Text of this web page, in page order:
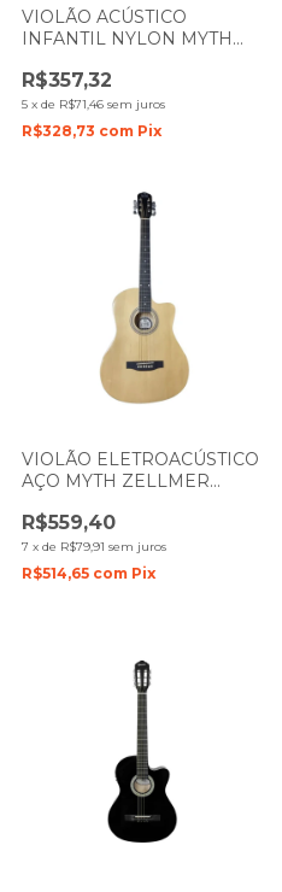
VIOLÃO ACÚSTICO
INFANTIL NYLON MYTH
SUNBURST 1087
R$357,32
5 x de R$71,46 sem juros
R$328,73 com Pix
VIOLÃO ELETROACÚSTICO
AÇO MYTH ZELLMER
EQ03LCD BASE NATURAL
DARK BROWN 1597
R$559,40
7 x de R$79,91 sem juros
R$514,65 com Pix